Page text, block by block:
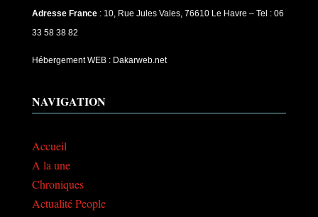
Adresse France: 10, Rue Jules Vales, 76610 Le Havre – Tel : 06
33 58 38 82
Hébergement WEB : Dakarweb.net
NAVIGATION
Accueil
A la une
Chroniques
Actualité People